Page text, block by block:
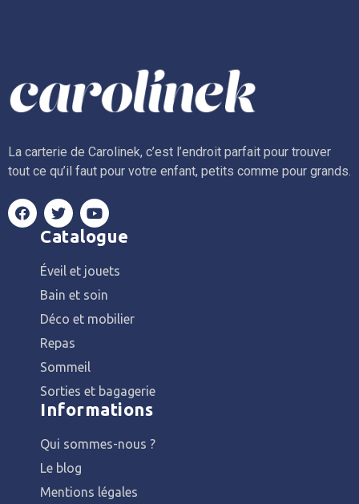
La carterie de Carolinek, c’est l’endroit parfait pour trouver
tout ce qu’il faut pour votre enfant, petits comme pour grands.
Catalogue
Éveil et jouets
Bain et soin
Déco et mobilier
Repas
Sommeil
Sorties et bagagerie
Informations
Qui sommes-nous ?
Le blog
Mentions légales